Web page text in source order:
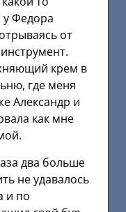
Федора
от
крем в
где меня
Александр и
как мне
два больше
не удавалось
и по